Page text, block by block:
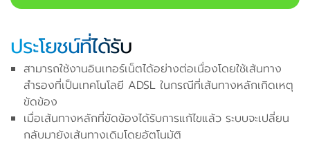
ประโยชน์ที่ได้รับ
สามารถใช้งานอินเทอร์เน็ตได้อย่างต่อเนื่องโดยใช้เส้นทาง
สำรองที่เป็นเทคโนโลยี ADSL ในกรณีที่เส้นทางหลักเกิดเหตุ
ขัดข้อง
เมื่อเส้นทางหลักที่ขัดข้องได้รับการแก้ไขแล้ว ระบบจะเปลี่ยน
กลับมายังเส้นทางเดิมโดยอัตโนมัติ